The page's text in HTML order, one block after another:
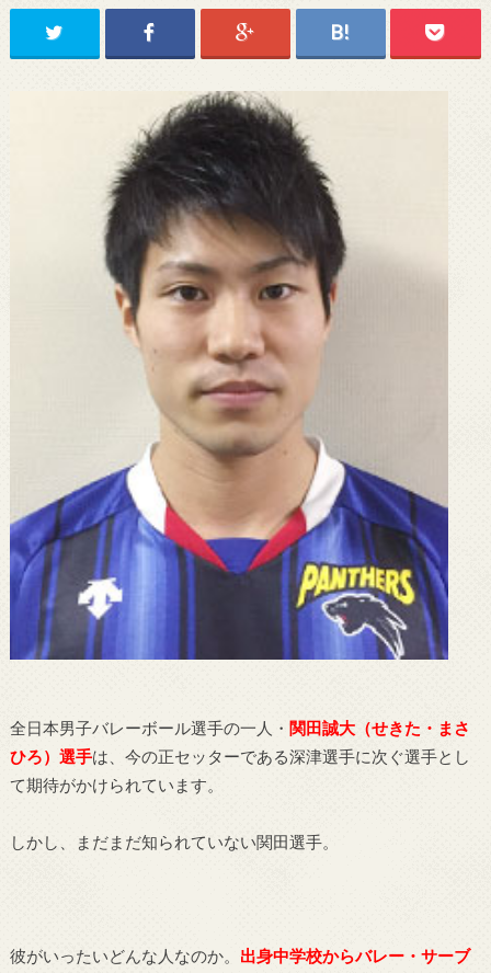
全日本男子バレーボール選手の一人・ 関田誠大（せきた・まさ
ひろ）選手は、今の正セッターである深津選手に次ぐ選手とし
て期待がかけられています。
しかし、まだまだ知られていない関田選手。
彼がいったいどんな人なのか。 出身中学校からバレー・サーブ